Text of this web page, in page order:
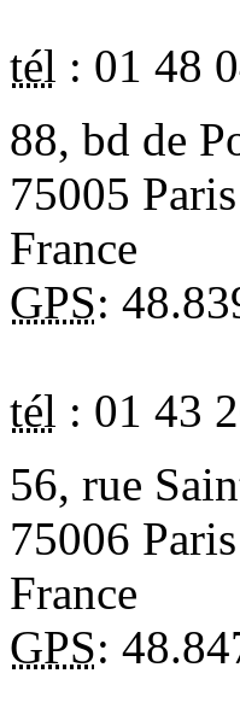
tél : 01 48
88, bd de
75005 Paris
France
GPS:
tél : 01 43
56, rue
75006 Paris
France
GPS: